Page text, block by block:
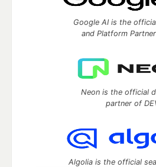
Google AI is the
and Platform
Neon is the official
partner of
Algolia is the official